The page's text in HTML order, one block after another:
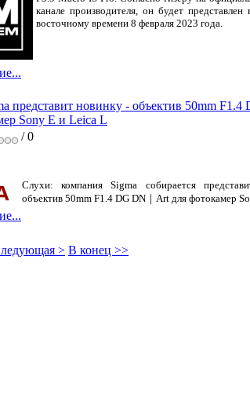
канале производителя, он будет
восточному времени 8 февраля 2023 года.
представит новинку - объектив 50mm
Sony E и Leica L
/ 0
Слухи: компания Sigma собирается
объектив 50mm F1.4 DG DN｜Art для фотокамер
> В конец >>